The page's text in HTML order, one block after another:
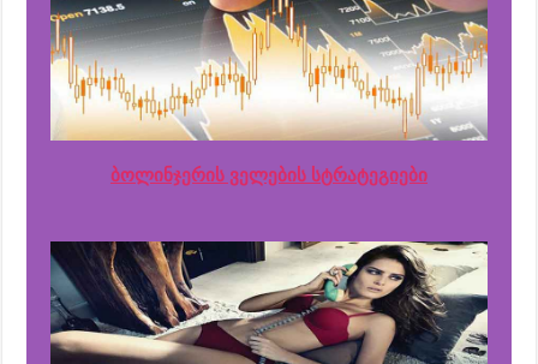
ბოლინჯერის ველების სტრატეგიები